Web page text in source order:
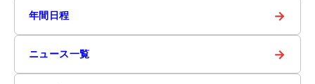
年間日程 →
ニュース一覧 →